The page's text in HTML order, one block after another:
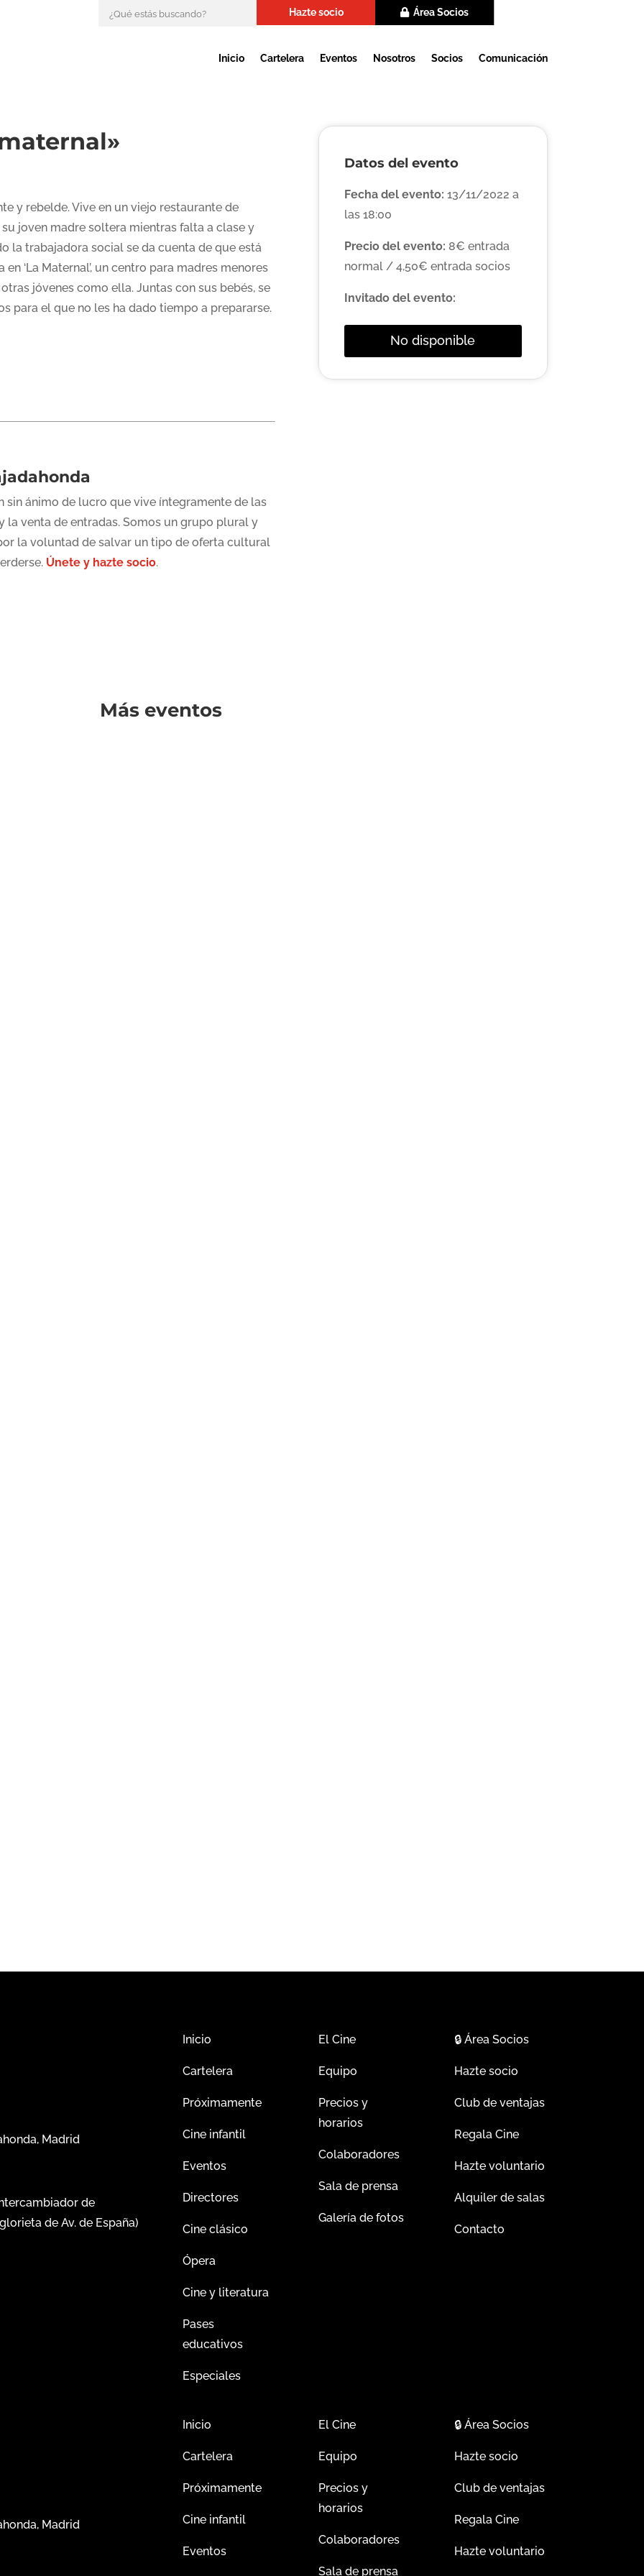
Hazte socio Área Socios
Inicio Cartelera Eventos Nosotros Socios Comunicación
maternal»
y rebelde. Vive en un viejo restaurante de
joven madre soltera mientras falta a clase y
la trabajadora social se da cuenta de que está
‘La Maternal’, un centro para madres menores
jóvenes como ella. Juntas con sus bebés, se
para el que no les ha dado tiempo a prepararse.
Datos del evento
Fecha del evento: 13/11/2022 a
las 18:00
Precio del evento: 8€ entrada
normal / 4,50€ entrada socios
Invitado del evento:
No disponible
sin ánimo de lucro que vive íntegramente de las
la venta de entradas. Somos un grupo plural y
la voluntad de salvar un tipo de oferta cultural
Únete y hazte socio.
Más eventos
Madrid
de
de Av. de España)
Inicio
Cartelera
Próximamente
Cine infantil
Eventos
Directores
Cine clásico
Ópera
Cine y literatura
Pases
educativos
Especiales
El Cine
Equipo
Precios y
horarios
Colaboradores
Sala de prensa
Galería de fotos
🔒Área Socios
Hazte socio
Club de ventajas
Regala Cine
Hazte voluntario
Alquiler de salas
Contacto
Madrid
Inicio
Cartelera
Próximamente
Cine infantil
Eventos
El Cine
Equipo
Precios y
horarios
Colaboradores
Sala de prensa
🔒Área Socios
Hazte socio
Club de ventajas
Regala Cine
Hazte voluntario